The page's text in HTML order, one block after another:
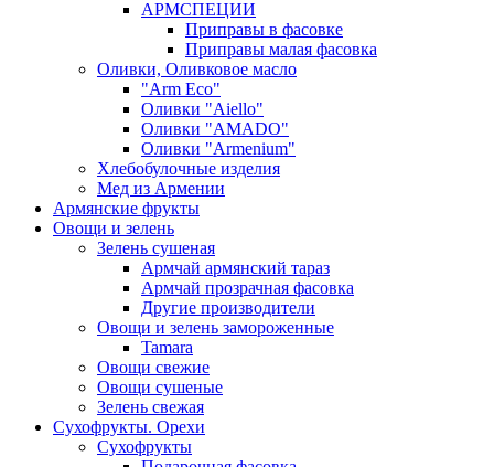
АРМСПЕЦИИ
Приправы в фасовке
Приправы малая фасовка
Оливки, Оливковое масло
"Arm Eco"
Оливки "Aiello"
Оливки "AMADO"
Оливки "Armenium"
Хлебобулочные изделия
Мед из Армении
Армянские фрукты
Овощи и зелень
Зелень сушеная
Армчай армянский тараз
Армчай прозрачная фасовка
Другие производители
Овощи и зелень замороженные
Tamara
Овощи свежие
Овощи сушеные
Зелень свежая
Сухофрукты. Орехи
Сухофрукты